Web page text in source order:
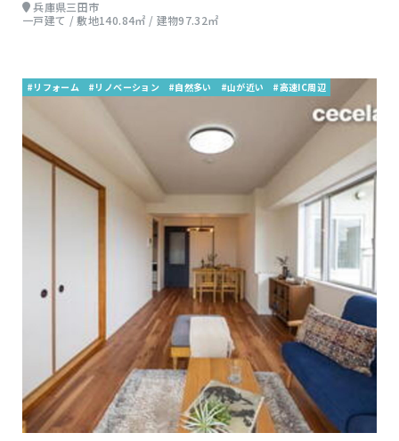
兵庫県三田市
一戸建て / 敷地140.84㎡ / 建物97.32㎡
#リフォーム #リノベーション #自然多い #山が近い #高速IC周辺